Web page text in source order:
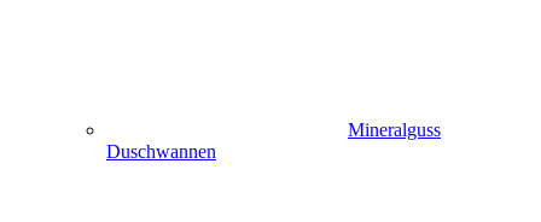
Mineralguss
Duschwannen